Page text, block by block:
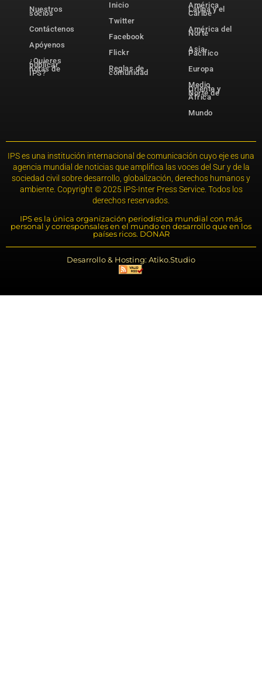
Nuestros
socios
Contáctenos
Apóyenos
¿Quieres
publicar
notas de
IPS?
Inicio
Twitter
Facebook
Flickr
Reglas de
comunidad
América
Latina y el
Caribe
América del
Norte
Asia-
Pacífico
Europa
Medio
Oriente y
Norte de
África
Mundo
IPS es una institución internacional de comunicación cuyo eje es una
agencia mundial de noticias que amplifica las voces del Sur y de la
sociedad civil sobre desarrollo, globalización, derechos humanos y
ambiente. Copyright © 2025 IPS-Inter Press Service. Todos los
derechos reservados.
IPS es la única organización periodística mundial con más
personal y corresponsales en el mundo en desarrollo que en los
países ricos. DONAR
Desarrollo & Hosting: Atiko.Studio